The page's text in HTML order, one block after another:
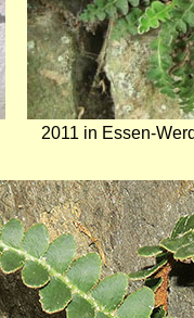
2011 in Essen-